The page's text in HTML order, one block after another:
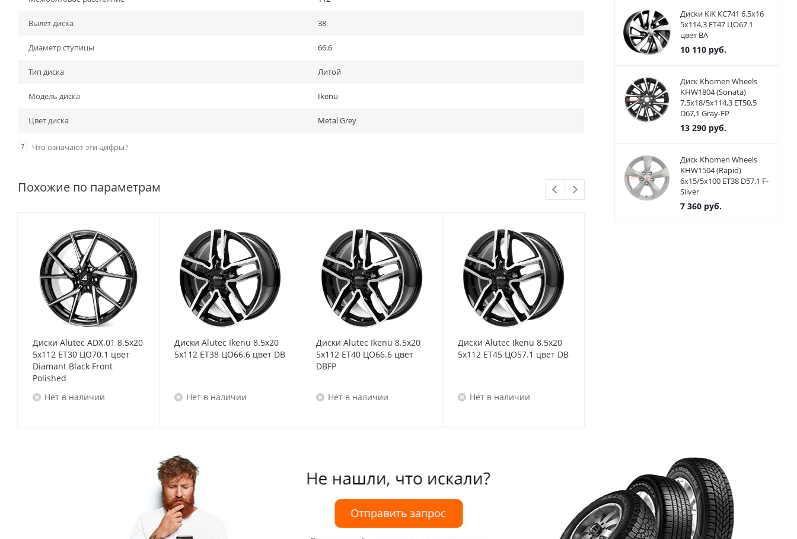
Вылет диска 38
Диаметр ступицы 66.6
Тип диска Литой
Модель диска Ikenu
Цвет диска Metal Grey
? Что означают эти цифры?
Похожие по параметрам
Диски Alutec ADX.01 8.5x20
5x112 ET30 ЦО70.1 цвет
Diamant Black Front
Polished
Нет в наличии
Диски Alutec Ikenu 8.5x20
5x112 ET38 ЦО66.6 цвет DB
Нет в наличии
Диски Alutec Ikenu 8.5x20
5x112 ET40 ЦО66.6 цвет
DBFP
Нет в наличии
Диски Alutec Ikenu 8.5x20
5x112 ET45 ЦО57.1 цвет DB
Нет в наличии
Диски KiK КС741 6.5x16
5x114,3 ET47 ЦО67.1
цвет BA
10 110руб.
Диск Khomen Wheels
KHW1804 (Sonata)
7,5x18/5x114,3 ET50,5
D67,1 Gray-FP
13 290руб.
Диск Khomen Wheels
KHW1504 (Rapid)
6x15/5x100 ET38 D57,1 F-
Silver
7 360руб.